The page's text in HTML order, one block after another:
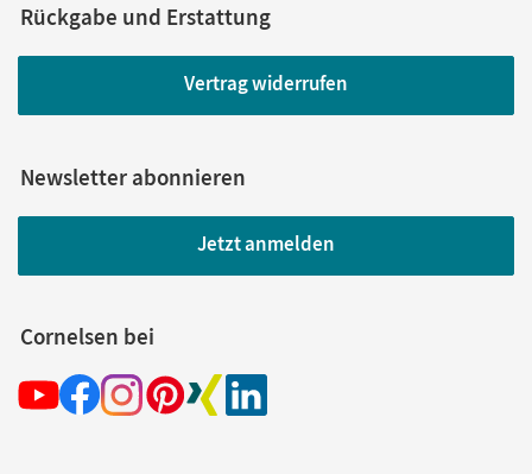
Rückgabe und Erstattung
Vertrag widerrufen
Newsletter abonnieren
Jetzt anmelden
Cornelsen bei